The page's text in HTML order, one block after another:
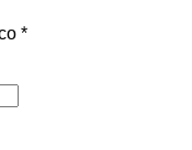
*Obligatorio